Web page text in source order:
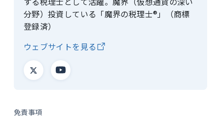
分野）投資している「魔界の税理士®」（商標
登録済）
ウェブサイトを見る
免責事項